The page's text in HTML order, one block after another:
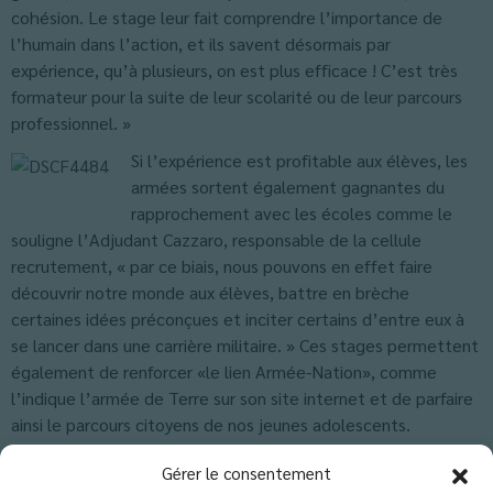
Gérer le consentement
cohésion. Le stage leur fait comprendre l’importance de
l’humain dans l’action, et ils savent désormais par
expérience, qu’à plusieurs, on est plus efficace ! C’est très
formateur pour la suite de leur scolarité ou de leur parcours
professionnel. »
Si l’expérience est profitable aux élèves, les
armées sortent également gagnantes du
rapprochement avec les écoles comme le
souligne l’Adjudant Cazzaro, responsable de la cellule
recrutement, « par ce biais, nous pouvons en effet faire
découvrir notre monde aux élèves, battre en brèche
certaines idées préconçues et inciter certains d’entre eux à
se lancer dans une carrière militaire. » Ces stages permettent
également de renforcer «le lien Armée-Nation», comme
l’indique l’armée de Terre sur son site internet et de parfaire
ainsi le parcours citoyens de nos jeunes adolescents.